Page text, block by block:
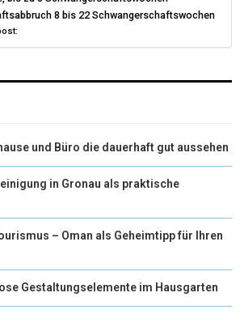
T
8 bis 22 Schwangerschaftswochen
und Büro die dauerhaft gut aussehen
in Gronau als praktische
– Oman als Geheimtipp für Ihren
Gestaltungselemente im Hausgarten